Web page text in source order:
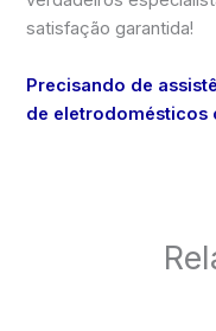
satisfação garantida!
Precisando de
de eletrodomésticos